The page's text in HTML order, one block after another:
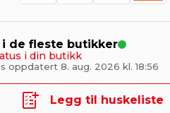
i de fleste butikker
i din butikk
oppdatert 8. aug. 2026 kl. 18:56
Legg til huskeliste